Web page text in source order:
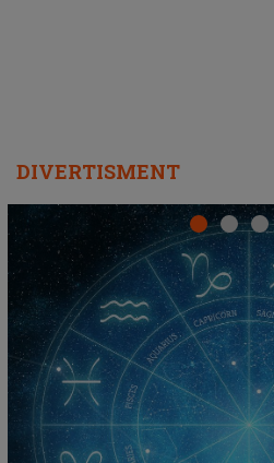
DIVERTISMENT